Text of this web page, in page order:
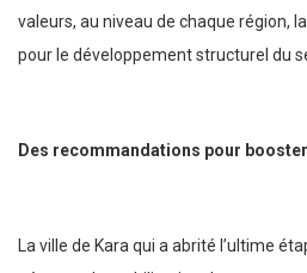
valeurs, au niveau de chaque région,
pour le développement structurel du
Des recommandations pour
La ville de Kara qui a abrité l’ultime